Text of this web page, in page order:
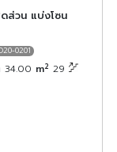
ส่วน แบ่งโซน
0201
34.00 m2 29